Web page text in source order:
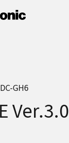
GH6
Ver.3.0